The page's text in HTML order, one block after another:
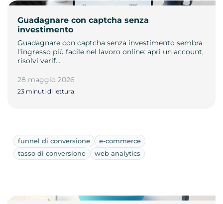
Guadagnare con captcha senza
investimento
Guadagnare con captcha senza investimento sembra
l'ingresso più facile nel lavoro online: apri un account,
risolvi verif…
28 maggio 2026
23 minuti di lettura
funnel di conversione
e-commerce
tasso di conversione
web analytics